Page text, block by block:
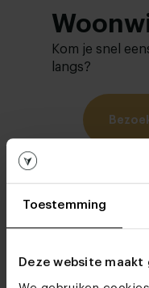
Toestemming
Deze website maakt
Kom je snel
langs?